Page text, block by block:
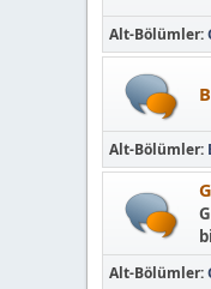
Alt-Bölümler
Alt-Bölümler
Alt-Bölümler